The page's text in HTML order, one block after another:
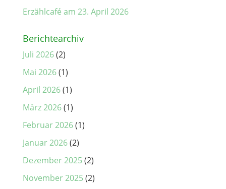
Erzählcafé am 23. April 2026
Berichtearchiv
Juli 2026(2)
Mai 2026(1)
April 2026(1)
März 2026(1)
Februar 2026(1)
Januar 2026(2)
Dezember 2025(2)
November 2025(2)